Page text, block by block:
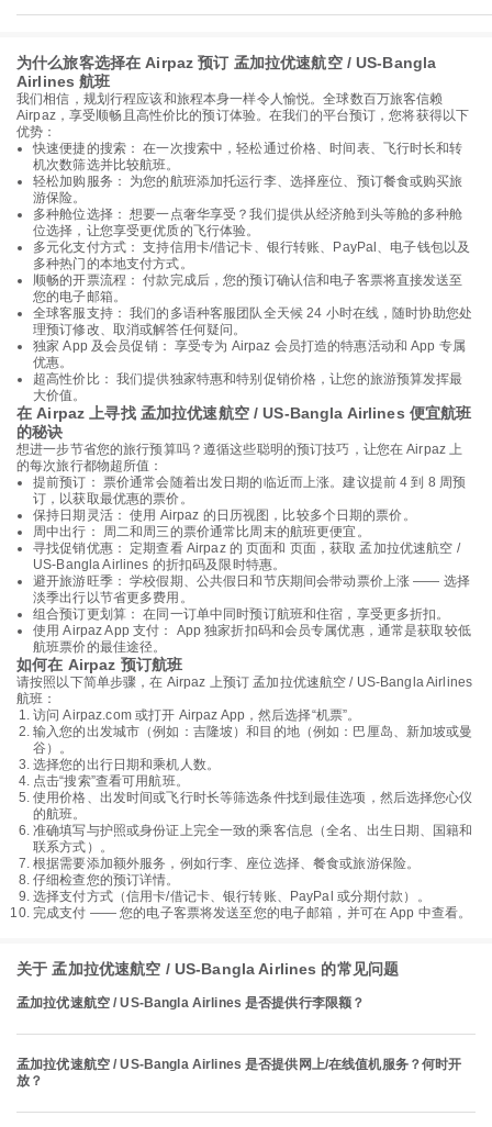
为什么旅客选择在 Airpaz 预订 孟加拉优速航空 / US-Bangla
Airlines 航班
我们相信，规划行程应该和旅程本身一样令人愉悦。全球数百万旅客信赖
Airpaz，享受顺畅且高性价比的预订体验。在我们的平台预订，您将获得以下
优势：
快速便捷的搜索： 在一次搜索中，轻松通过价格、时间表、飞行时长和转
机次数筛选并比较航班。
轻松加购服务： 为您的航班添加托运行李、选择座位、预订餐食或购买旅
游保险。
多种舱位选择： 想要一点奢华享受？我们提供从经济舱到头等舱的多种舱
位选择，让您享受更优质的飞行体验。
多元化支付方式： 支持信用卡/借记卡、银行转账、PayPal、电子钱包以及
多种热门的本地支付方式。
顺畅的开票流程： 付款完成后，您的预订确认信和电子客票将直接发送至
您的电子邮箱。
全球客服支持： 我们的多语种客服团队全天候 24 小时在线，随时协助您处
理预订修改、取消或解答任何疑问。
独家 App 及会员促销： 享受专为 Airpaz 会员打造的特惠活动和 App 专属
优惠。
超高性价比： 我们提供独家特惠和特别促销价格，让您的旅游预算发挥最
大价值。
在 Airpaz 上寻找 孟加拉优速航空 / US-Bangla Airlines 便宜航班
的秘诀
想进一步节省您的旅行预算吗？遵循这些聪明的预订技巧，让您在 Airpaz 上
的每次旅行都物超所值：
提前预订： 票价通常会随着出发日期的临近而上涨。建议提前 4 到 8 周预
订，以获取最优惠的票价。
保持日期灵活： 使用 Airpaz 的日历视图，比较多个日期的票价。
周中出行： 周二和周三的票价通常比周末的航班更便宜。
寻找促销优惠： 定期查看 Airpaz 的 页面和 页面，获取 孟加拉优速航空 /
US-Bangla Airlines 的折扣码及限时特惠。
避开旅游旺季： 学校假期、公共假日和节庆期间会带动票价上涨 —— 选择
淡季出行以节省更多费用。
组合预订更划算： 在同一订单中同时预订航班和住宿，享受更多折扣。
使用 Airpaz App 支付： App 独家折扣码和会员专属优惠，通常是获取较低
航班票价的最佳途径。
如何在 Airpaz 预订航班
请按照以下简单步骤，在 Airpaz 上预订 孟加拉优速航空 / US-Bangla Airlines
航班：
访问 Airpaz.com 或打开 Airpaz App，然后选择“机票”。
输入您的出发城市（例如：吉隆坡）和目的地（例如：巴厘岛、新加坡或曼
谷）。
选择您的出行日期和乘机人数。
点击“搜索”查看可用航班。
使用价格、出发时间或飞行时长等筛选条件找到最佳选项，然后选择您心仪
的航班。
准确填写与护照或身份证上完全一致的乘客信息（全名、出生日期、国籍和
联系方式）。
根据需要添加额外服务，例如行李、座位选择、餐食或旅游保险。
仔细检查您的预订详情。
选择支付方式（信用卡/借记卡、银行转账、PayPal 或分期付款）。
完成支付 —— 您的电子客票将发送至您的电子邮箱，并可在 App 中查看。
关于 孟加拉优速航空 / US-Bangla Airlines 的常见问题
孟加拉优速航空 / US-Bangla Airlines 是否提供行李限额？
孟加拉优速航空 / US-Bangla Airlines 是否提供网上/在线值机服务？何时开
放？